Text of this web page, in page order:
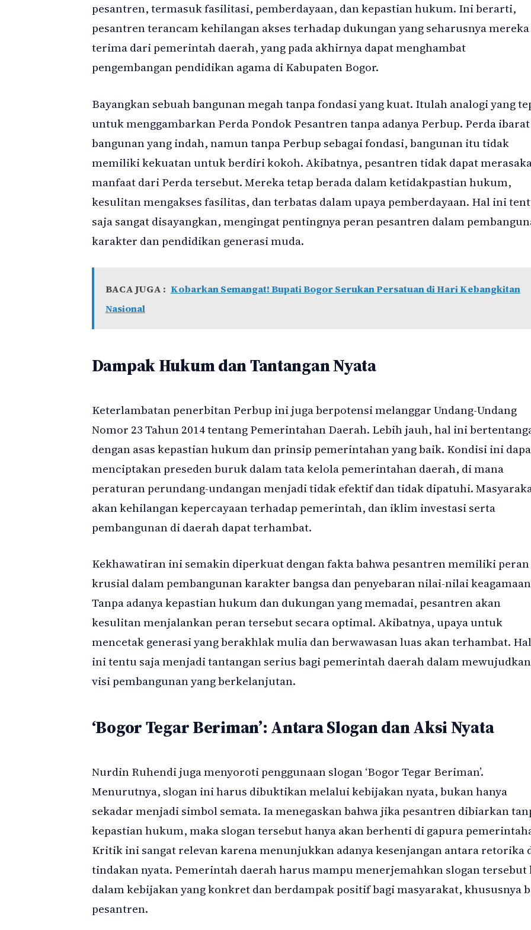
pesantren, termasuk fasilitasi, pemberdayaan, dan kepastian hukum. Ini berarti,
pesantren terancam kehilangan akses terhadap dukungan yang seharusnya mereka
terima dari pemerintah daerah, yang pada akhirnya dapat menghambat
pengembangan pendidikan agama di Kabupaten Bogor.
Bayangkan sebuah bangunan megah tanpa fondasi yang kuat. Itulah analogi yang
untuk menggambarkan Perda Pondok Pesantren tanpa adanya Perbup. Perda ibarat
bangunan yang indah, namun tanpa Perbup sebagai fondasi, bangunan itu tidak
memiliki kekuatan untuk berdiri kokoh. Akibatnya, pesantren tidak dapat
manfaat dari Perda tersebut. Mereka tetap berada dalam ketidakpastian hukum,
kesulitan mengakses fasilitas, dan terbatas dalam upaya pemberdayaan. Hal ini
saja sangat disayangkan, mengingat pentingnya peran pesantren dalam
karakter dan pendidikan generasi muda.
BACA JUGA : Kobarkan Semangat! Bupati Bogor Serukan Persatuan di Hari Kebangkitan
Nasional
Dampak Hukum dan Tantangan Nyata
Keterlambatan penerbitan Perbup ini juga berpotensi melanggar Undang-Undang
Nomor 23 Tahun 2014 tentang Pemerintahan Daerah. Lebih jauh, hal ini
dengan asas kepastian hukum dan prinsip pemerintahan yang baik. Kondisi ini
menciptakan preseden buruk dalam tata kelola pemerintahan daerah, di mana
peraturan perundang-undangan menjadi tidak efektif dan tidak dipatuhi.
akan kehilangan kepercayaan terhadap pemerintah, dan iklim investasi serta
pembangunan di daerah dapat terhambat.
Kekhawatiran ini semakin diperkuat dengan fakta bahwa pesantren memiliki peran
krusial dalam pembangunan karakter bangsa dan penyebaran nilai-nilai
Tanpa adanya kepastian hukum dan dukungan yang memadai, pesantren akan
kesulitan menjalankan peran tersebut secara optimal. Akibatnya, upaya untuk
mencetak generasi yang berakhlak mulia dan berwawasan luas akan terhambat. Hal
ini tentu saja menjadi tantangan serius bagi pemerintah daerah dalam mewujudkan
visi pembangunan yang berkelanjutan.
‘Bogor Tegar Beriman’: Antara Slogan dan Aksi Nyata
Nurdin Ruhendi juga menyoroti penggunaan slogan ‘Bogor Tegar Beriman’.
Menurutnya, slogan ini harus dibuktikan melalui kebijakan nyata, bukan hanya
sekadar menjadi simbol semata. Ia menegaskan bahwa jika pesantren dibiarkan
kepastian hukum, maka slogan tersebut hanya akan berhenti di gapura
Kritik ini sangat relevan karena menunjukkan adanya kesenjangan antara retorika
tindakan nyata. Pemerintah daerah harus mampu menerjemahkan slogan tersebut
dalam kebijakan yang konkret dan berdampak positif bagi masyarakat, khususnya
pesantren.